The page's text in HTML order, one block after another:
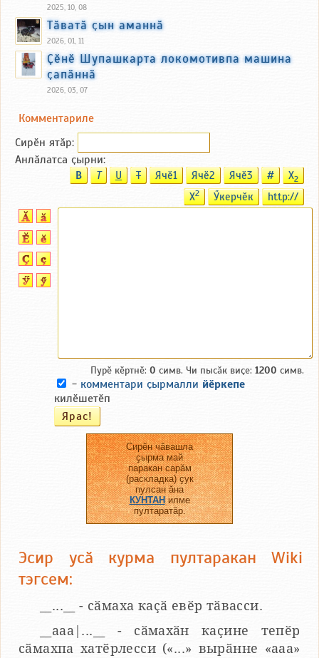
2025, 10, 08
Тӑватӑ ҫын аманнӑ
2026, 01, 11
Ҫӗнӗ Шупашкарта локомотивпа машина
ҫапӑннӑ
2026, 03, 07
Комментариле
Сирӗн ятӑp:
Анлӑлатса ҫырни:
B T U T Ячӗ1 Ячӗ2 Ячӗ3 # X2
X2 Ӳкерчӗк http://
Пурӗ кӗртнӗ: 0 симв. Чи пысӑк виҫе: 1200 симв.
- комментари ҫырмалли йӗркепе
килӗшетӗп
Сирӗн чӑвашла
ҫырма май
паракан сарӑм
(раскладка) ҫук
пулсан ӑна
КУНТАНилме
пултаратӑр.
Эсир усӑ курма пултаракан Wiki
тэгсем:
__...__ - сӑмаха каҫӑ евӗр тӑвасси.
__aaa|...__ - сӑмахӑн каҫине тепӗр
сӑмахпа хатӗрлесси («...» вырӑнне «ааа»